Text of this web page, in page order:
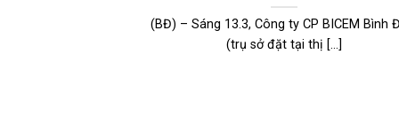
(BĐ) – Sáng 13.3, Công ty CP BICEM Bình
(trụ sở đặt tại thị [...]